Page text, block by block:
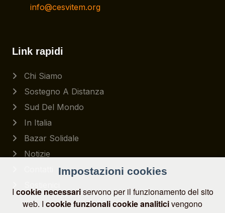
info@cesvitem.org
Link rapidi
Chi Siamo
Sostegno A Distanza
Sud Del Mondo
In Italia
Bazar Solidale
Notizie
Impostazioni cookies
Icookie necessariservono per il funzionamento del sito
web. I cookie funzionalicookie analiticivengono